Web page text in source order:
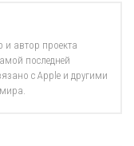
и автор проекта
последней
с Apple и другими